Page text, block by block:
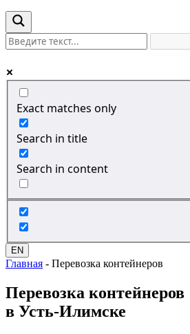
Exact matches only
Search in title
Search in content
EN
Главная - Перевозка контейнеров
Перевозка контейнеров
в Усть-Илимске